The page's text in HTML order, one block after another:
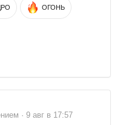
ОГОНЬ
· 9 авг в 17:57